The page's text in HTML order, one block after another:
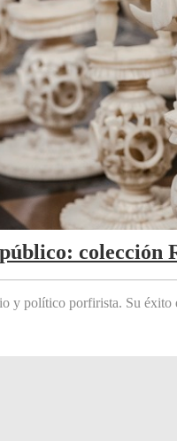
colección
y político porfirista. Su